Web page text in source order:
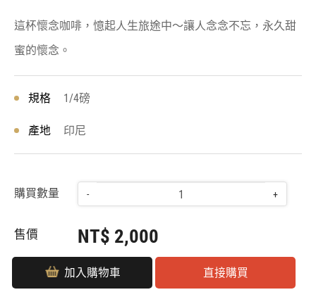
這杯懷念咖啡，憶起人生旅途中〜讓人念念不忘，永久甜
蜜的懷念。
規格 1/4磅
產地 印尼
購買數量 - +
售價 NT$ 2,000
加入購物車 直接購買